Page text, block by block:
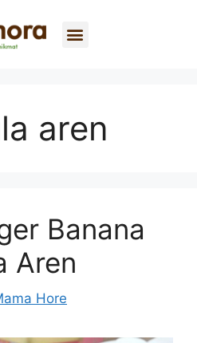
aren
Banana
Aren
Hore